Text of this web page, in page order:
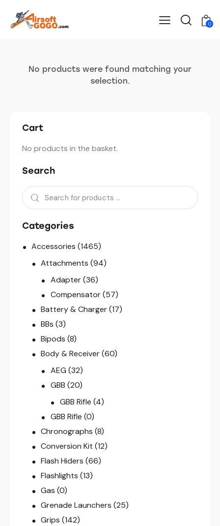
0
No products were found matching your
selection.
Cart
No products in the basket.
Search
Categories
Accessories (1465)
Attachments (94)
Adapter (36)
Compensator (57)
Battery & Charger (17)
BBs (3)
Bipods (8)
Body & Receiver (60)
AEG (32)
GBB (20)
GBB Rifle (4)
GBB Rifle (0)
Chronographs (8)
Conversion Kit (12)
Flash Hiders (66)
Flashlights (13)
Gas (0)
Grenade Launchers (25)
Grips (142)